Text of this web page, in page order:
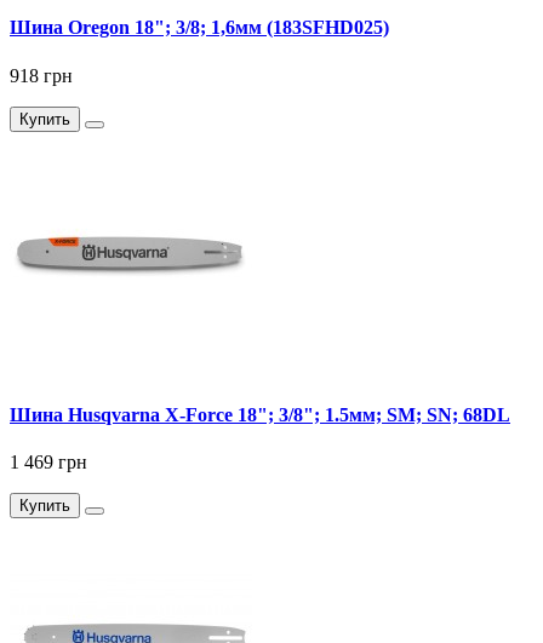
Шина Oregon 18"; 3/8; 1,6мм (183SFHD025)
918 грн
Купить
Шина Husqvarna X-Force 18"; 3/8"; 1.5мм; SM; SN; 68DL
1 469 грн
Купить